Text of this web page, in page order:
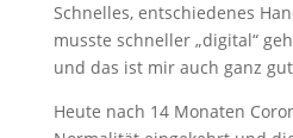
Schnelles, entschiedenes
musste schneller „digital“
und das ist mir auch ganz
Heute nach 14 Monaten